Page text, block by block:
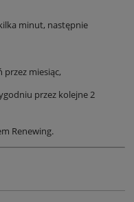
minut, następnie
miesiąc,
przez kolejne 2
Renewing.